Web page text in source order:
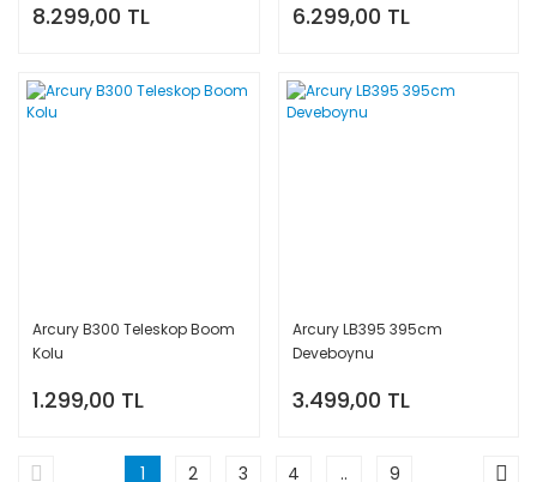
8.299,00 TL 6.299,00 TL
Arcury B300 Teleskop Boom
Kolu
1.299,00 TL
Arcury LB395 395cm
Deveboynu
3.499,00 TL
1 2 3 4 .. 9